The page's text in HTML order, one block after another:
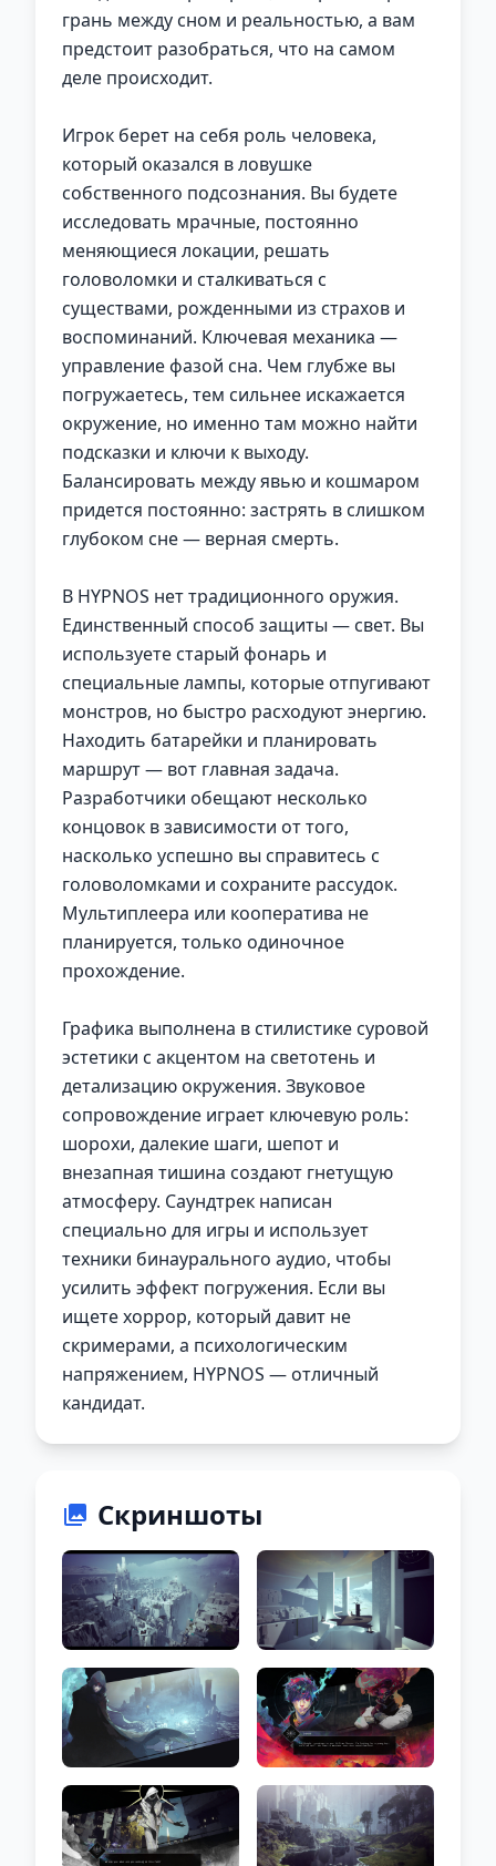
грань между сном и реальностью, а вам
предстоит разобраться, что на самом
деле происходит.
Игрок берет на себя роль человека,
который оказался в ловушке
собственного подсознания. Вы будете
исследовать мрачные, постоянно
меняющиеся локации, решать
головоломки и сталкиваться с
существами, рожденными из страхов и
воспоминаний. Ключевая механика —
управление фазой сна. Чем глубже вы
погружаетесь, тем сильнее искажается
окружение, но именно там можно найти
подсказки и ключи к выходу.
Балансировать между явью и кошмаром
придется постоянно: застрять в слишком
глубоком сне — верная смерть.
В HYPNOS нет традиционного оружия.
Единственный способ защиты — свет. Вы
используете старый фонарь и
специальные лампы, которые отпугивают
монстров, но быстро расходуют энергию.
Находить батарейки и планировать
маршрут — вот главная задача.
Разработчики обещают несколько
концовок в зависимости от того,
насколько успешно вы справитесь с
головоломками и сохраните рассудок.
Мультиплеера или кооператива не
планируется, только одиночное
прохождение.
Графика выполнена в стилистике суровой
эстетики с акцентом на светотень и
детализацию окружения. Звуковое
сопровождение играет ключевую роль:
шорохи, далекие шаги, шепот и
внезапная тишина создают гнетущую
атмосферу. Саундтрек написан
специально для игры и использует
техники бинаурального аудио, чтобы
усилить эффект погружения. Если вы
ищете хоррор, который давит не
скримерами, а психологическим
напряжением, HYPNOS — отличный
кандидат.
Скриншоты